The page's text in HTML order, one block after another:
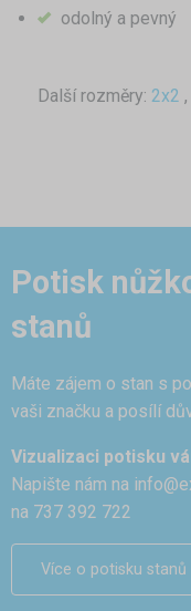
odolný a pevný
Další rozměry: 2x2 ,
Potisk
stanů
Máte zájem o stan s
vaši značku a posílí
Vizualizaci potisku
Napište nám na
na 737 392 722
Více o potisku stanů